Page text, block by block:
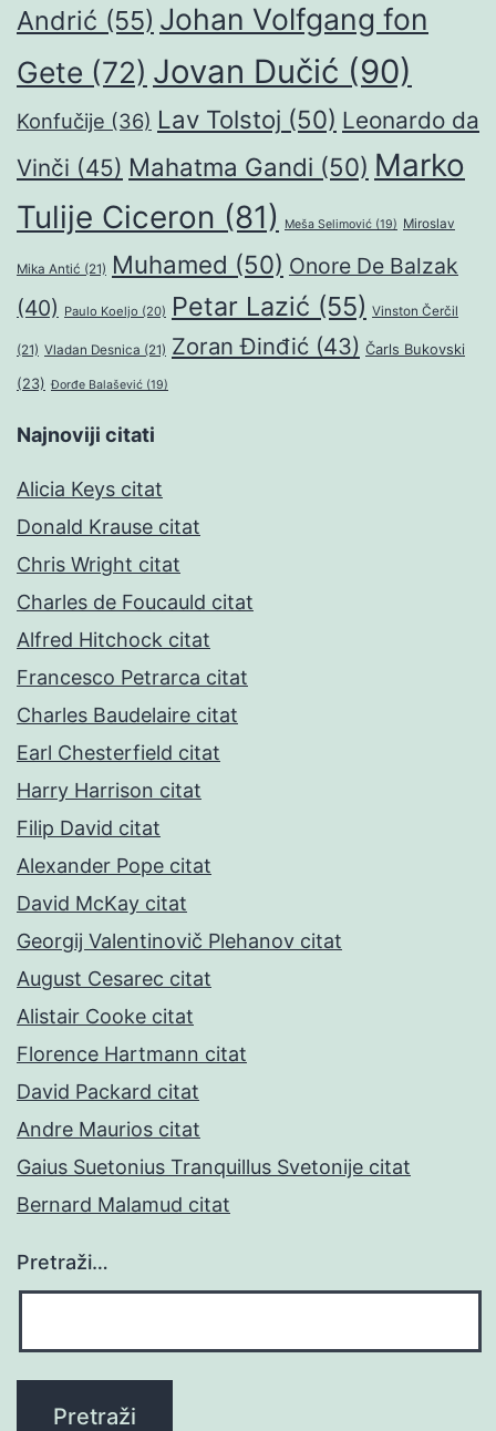
Andrić (55) Johan Volfgang fon
Gete (72) Jovan Dučić (90)
Konfučije (36) Lav Tolstoj (50) Leonardo da
Vinči (45) Mahatma Gandi (50) Marko
Tulije Ciceron (81) Meša Selimović (19) Miroslav
Mika Antić (21) Muhamed (50) Onore De Balzak
(40) Paulo Koeljo (20) Petar Lazić (55) Vinston Čerčil
(21) Vladan Desnica (21) Zoran Đinđić (43) Čarls Bukovski
(23) Đorđe Balašević (19)
Najnoviji citati
Alicia Keys citat
Donald Krause citat
Chris Wright citat
Charles de Foucauld citat
Alfred Hitchock citat
Francesco Petrarca citat
Charles Baudelaire citat
Earl Chesterfield citat
Harry Harrison citat
Filip David citat
Alexander Pope citat
David McKay citat
Georgij Valentinovič Plehanov citat
August Cesarec citat
Alistair Cooke citat
Florence Hartmann citat
David Packard citat
Andre Maurios citat
Gaius Suetonius Tranquillus Svetonije citat
Bernard Malamud citat
Pretraži…